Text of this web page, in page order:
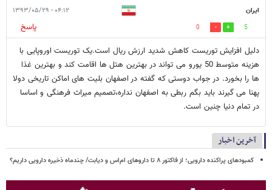
ایران ۰۴:۱۲ - ۱۳۹۳/۰۵/۲۹
5
0
پاسخ
دلیل افزایش توریست کاهش شدید ارزش ریال است.یک توریست اوروپایی با
هزینه متوسط 50 یورو می تواند در بهترین هتل ها اقامت کند و بهترین غذا
ها را بخورد. در جواب دوستی که گفته در اصفهان بلیت های اماکن تاریخی دولا
پهنا می گیرند باید بگم ربطی به اصفهان نداره،تصمیم میراث فرهنگی و اساسا
در تمام دنیا چنین است.
آخرین اخبار
کمبودهای پراکنده دارویی؛ از فاکتور ۸ تا داروهای ام‌اس و دیابت/ چندماه ذخیره دارویی داریم؟